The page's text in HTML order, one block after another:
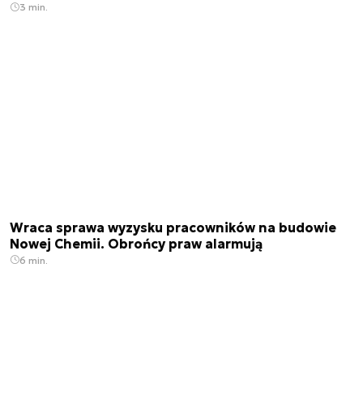
3 min.
Wraca sprawa wyzysku pracowników na budowie
Nowej Chemii. Obrońcy praw alarmują
6 min.